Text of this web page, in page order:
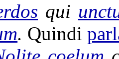
qui
. Quindi